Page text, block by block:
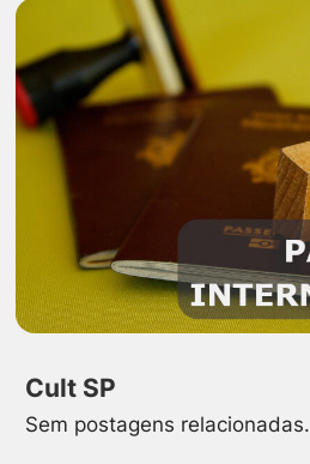
Cult SP
Sem postagens relacionadas.